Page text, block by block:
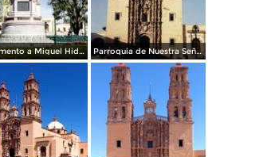
Monumento a Miguel Hidalgo y al fondo la parroquia de Dolores Hidalgo, Gto. 2000 Parroquia de Nuestra Señora de los Dolores (siglo XVIII). Dolores Hidalgo, Gto. 2003